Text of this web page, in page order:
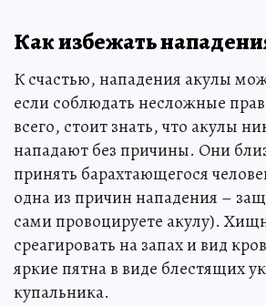
Как избежать
К счастью, нападения акулы
если соблюдать несложные
всего, стоит знать, что акулы
нападают без причины. Они
принять барахтающегося
одна из причин нападения –
сами провоцируете акулу).
среагировать на запах и вид
яркие пятна в виде блестящих
купальника.